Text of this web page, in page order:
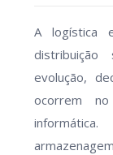
A logística
distribuição
evolução,
ocorrem